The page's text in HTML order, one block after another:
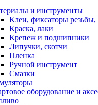
и инструменты
Клеи, фиксаторы резьбы,
Краска, лаки
Крепеж и подшипники
Липучки, скотчи
Пленка
Ручной инструмент
Смазки
оборудование и